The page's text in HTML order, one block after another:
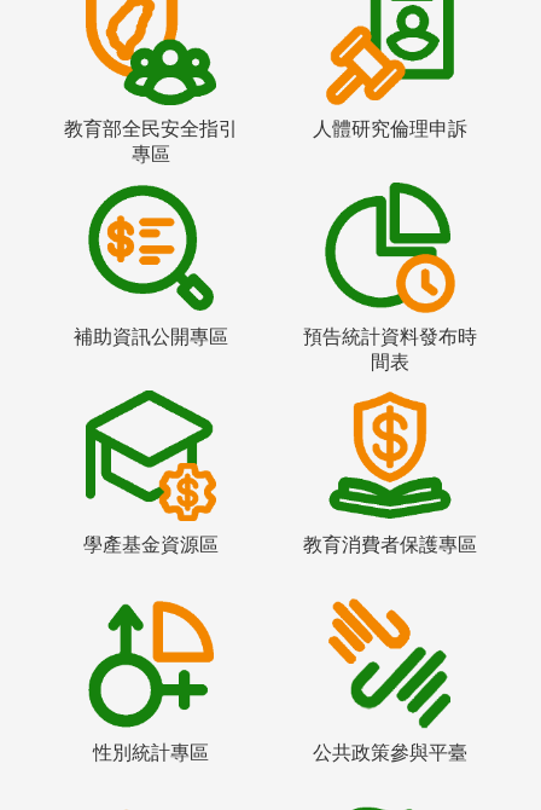
教育部全民安全指引
專區
人體研究倫理申訴
補助資訊公開專區
預告統計資料發布時
間表
學產基金資源區 教育消費者保護專區
性別統計專區 公共政策參與平臺